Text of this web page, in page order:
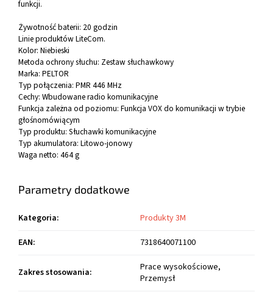
funkcji.
Żywotność baterii: 20 godzin
Linie produktów LiteCom.
Kolor: Niebieski
Metoda ochrony słuchu: Zestaw słuchawkowy
Marka: PELTOR
Typ połączenia: PMR 446 MHz
Cechy: Wbudowane radio komunikacyjne
Funkcja zależna od poziomu: Funkcja VOX do komunikacji w trybie
głośnomówiącym
Typ produktu: Słuchawki komunikacyjne
Typ akumulatora: Litowo-jonowy
Waga netto: 464 g
Parametry dodatkowe
Kategoria:
Produkty 3M
EAN: 7318640071100
Zakres stosowania:
Prace wysokościowe,
Przemysł